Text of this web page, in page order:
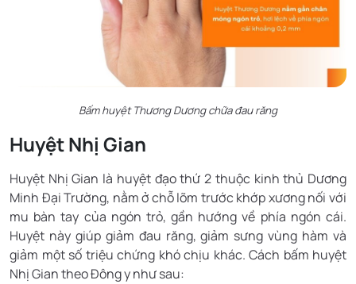
Bấm huyệt Thương Dương chữa đau răng
Huyệt Nhị Gian
Huyệt Nhị Gian là huyệt đạo thứ 2 thuộc kinh thủ Dương
Minh Đại Trường, nằm ở chỗ lõm trước khớp xương nối với
mu bàn tay của ngón trỏ, gần hướng về phía ngón cái.
Huyệt này giúp giảm đau răng, giảm sưng vùng hàm và
giảm một số triệu chứng khó chịu khác. Cách bấm huyệt
Nhị Gian theo Đông y như sau: